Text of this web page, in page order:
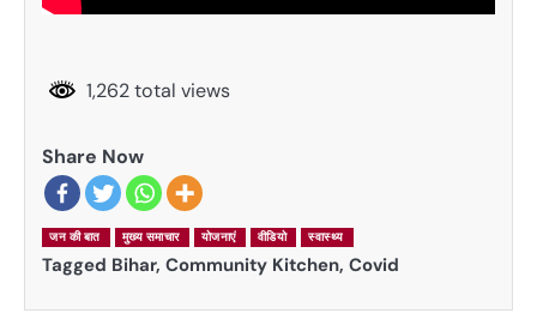
1,262 total views
Share Now
जन की बात मुख्य समाचार योजनाएं वीडियो स्वास्थ्य
Tagged Bihar, Community Kitchen, Covid